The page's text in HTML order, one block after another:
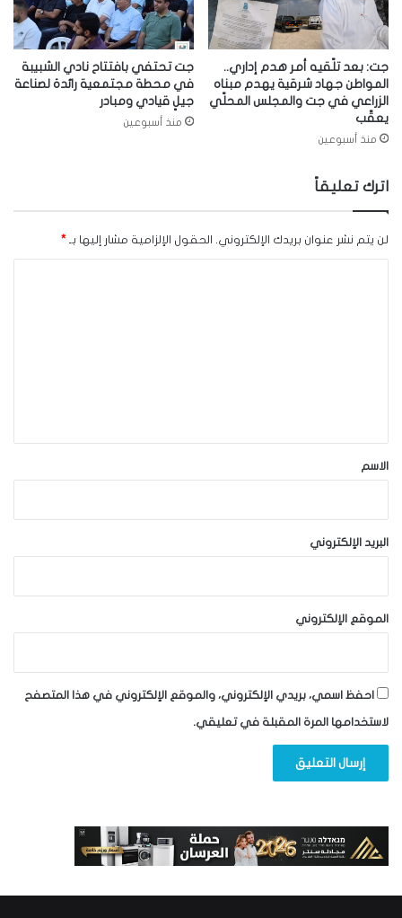
جت: بعد تلّقيه أمر هدم إداري..
المواطن جهاد شرقية يهدم مبناه
الزراعي في جت والمجلس المحلّي
يعقّب
منذ أسبوعين
جت تحتفي بافتتاح نادي الشبيبة
في محطة مجتمعية رائدة لصناعة
جيلٍ قيادي ومبادر
منذ أسبوعين
اترك تعليقاً
لن يتم نشر عنوان بريدك الإلكتروني. الحقول الإلزامية مشار إليها بـ *
*الاسم
البريد الإلكتروني
الموقع الإلكتروني
احفظ اسمي، بريدي الإلكتروني، والموقع الإلكتروني في هذا المتصفح
لاستخدامها المرة المقبلة في تعليقي.